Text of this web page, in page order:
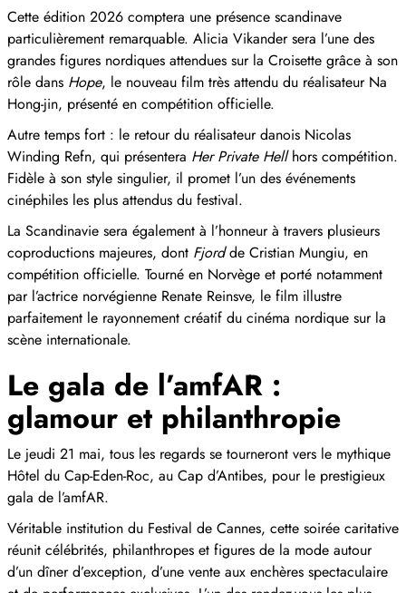
Cette édition 2026 comptera une présence scandinave
particulièrement remarquable. Alicia Vikander sera l’une des
grandes figures nordiques attendues sur la Croisette grâce à son
rôle dans Hope, le nouveau film très attendu du réalisateur Na
Hong-jin, présenté en compétition officielle.
Autre temps fort : le retour du réalisateur danois Nicolas
Winding Refn, qui présentera Her Private Hellhors compétition.
Fidèle à son style singulier, il promet l’un des événements
cinéphiles les plus attendus du festival.
La Scandinavie sera également à l’honneur à travers plusieurs
coproductions majeures, dont Fjordde Cristian Mungiu, en
compétition officielle. Tourné en Norvège et porté notamment
par l’actrice norvégienne Renate Reinsve, le film illustre
parfaitement le rayonnement créatif du cinéma nordique sur la
scène internationale.
Le gala de l’amfAR :
glamour et philanthropie
Le jeudi 21 mai, tous les regards se tourneront vers le mythique
Hôtel du Cap-Eden-Roc, au Cap d’Antibes, pour le prestigieux
gala de l’amfAR.
Véritable institution du Festival de Cannes, cette soirée caritative
réunit célébrités, philanthropes et figures de la mode autour
d’un dîner d’exception, d’une vente aux enchères spectaculaire